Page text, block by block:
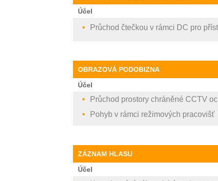
Účel
Průchod čtečkou v rámci DC pro
OBRAZOVÁ PODOBIZNA
Účel
Průchod prostory chráněné CCTV
Pohyb v rámci režimových pracovišť
ZÁZNAM HLASU
Účel